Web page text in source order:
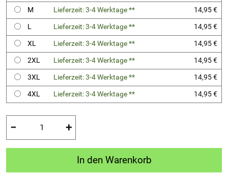
M
Lieferzeit: 3-4 Werktage **
14,95 €
L
Lieferzeit: 3-4 Werktage **
14,95 €
XL
Lieferzeit: 3-4 Werktage **
14,95 €
2XL
Lieferzeit: 3-4 Werktage **
14,95 €
3XL
Lieferzeit: 3-4 Werktage **
14,95 €
4XL
Lieferzeit: 3-4 Werktage ** 14,95 €
− +
In den Warenkorb